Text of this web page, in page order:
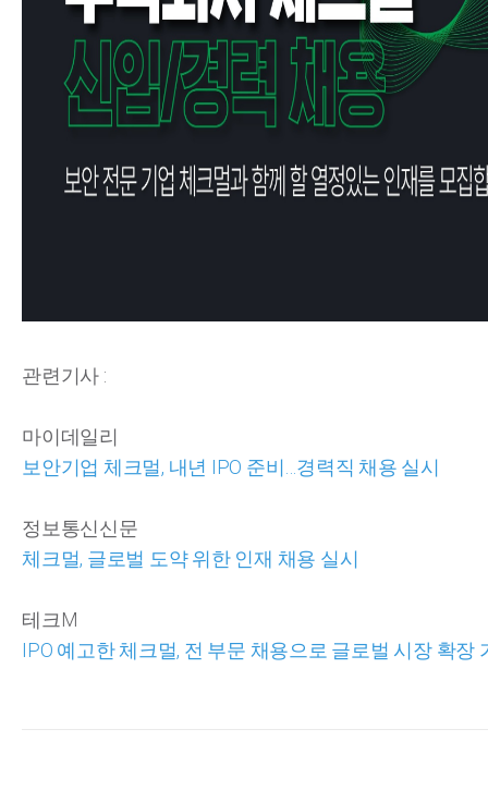
관련기사 :
마이데일리
보안기업 체크멀, 내년 IPO 준비…경력직 채용 실시
정보통신신문
체크멀, 글로벌 도약 위한 인재 채용 실시
테크M
IPO 예고한 체크멀, 전 부문 채용으로 글로벌 시장 확장